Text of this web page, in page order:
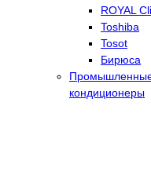
ROYAL
Toshiba
Tosot
Бирюса
кондиционеры